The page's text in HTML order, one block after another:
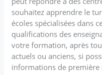
souhaitez apprendre le
écoles spécialisées dans
qualifications des
votre formation, après
actuels ou anciens, si
informations de première